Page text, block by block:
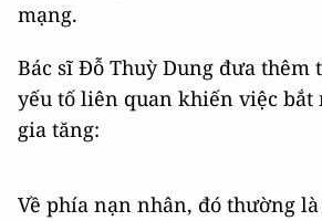
mạng.
Bác sĩ Đỗ Thuỳ Dung đưa thêm
yếu tố liên quan khiến việc bắt
gia tăng:
Về phía nạn nhân, đó thường